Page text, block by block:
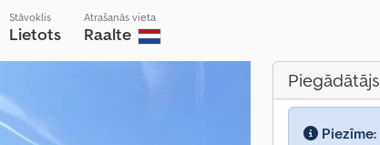
Stāvoklis
Lietots
Atrašanās vieta
Raalte
Piegādātājs
Piezīme: